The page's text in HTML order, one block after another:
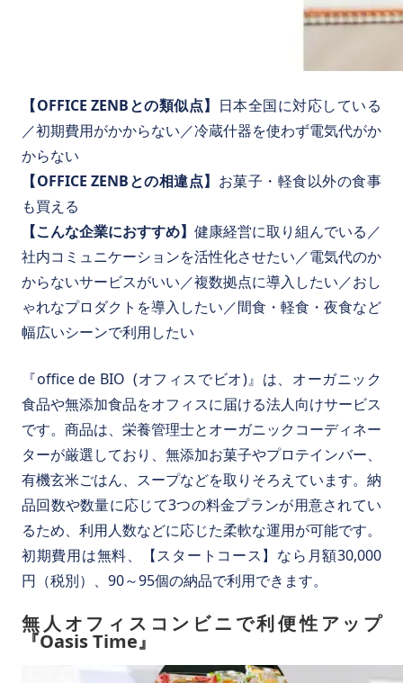
【OFFICE ZENBとの類似点】 日本全国に対応している
／初期費用がかからない／冷蔵什器を使わず電気代がか
からない
【OFFICE ZENBとの相違点】 お菓子・軽食以外の食事
も買える
【こんな企業におすすめ】 健康経営に取り組んでいる／
社内コミュニケーションを活性化させたい／電気代のか
からないサービスがいい／複数拠点に導入したい／おし
ゃれなプロダクトを導入したい／間食・軽食・夜食など
幅広いシーンで利用したい
『office de BIO (オフィスでビオ)』は、オーガニック
食品や無添加食品をオフィスに届ける法人向けサービス
です。商品は、栄養管理士とオーガニックコーディネー
ターが厳選しており、無添加お菓子やプロテインバー、
有機玄米ごはん、スープなどを取りそろえています。納
品回数や数量に応じて3つの料金プランが用意されてい
るため、利用人数などに応じた柔軟な運用が可能です。
初期費用は無料、【スタートコース】なら月額30,000
円（税別）、90～95個の納品で利用できます。
無人オフィスコンビニで利便性アップ
『Oasis Time』